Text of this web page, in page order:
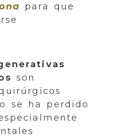
para que
son
se ha perdido